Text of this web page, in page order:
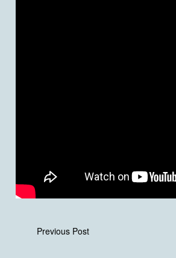
Previous Post